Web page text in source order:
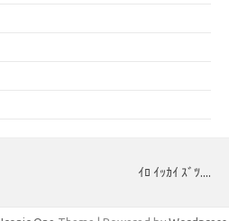
ｲﾛ ｲｯｶｲ ｽﾞﾂ....